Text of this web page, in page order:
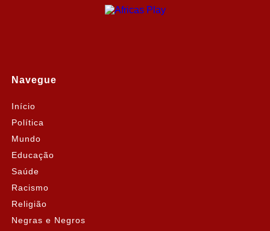
Navegue
Início
Política
Mundo
Educação
Saúde
Racismo
Religião
Negras e Negros